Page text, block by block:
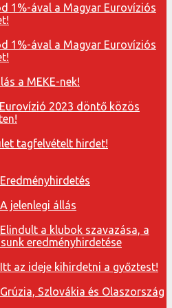
1%-ával a Magyar Eurovíziós
1%-ával a Magyar Eurovíziós
a MEKE-nek!
Eurovízió 2023 döntő közös
tagfelvételt hirdet!
jelenlegi állás
a klubok szavazása, a
eredményhirdetése
Itt az ideje kihirdetni a győztest!
Szlovákia és Olaszország